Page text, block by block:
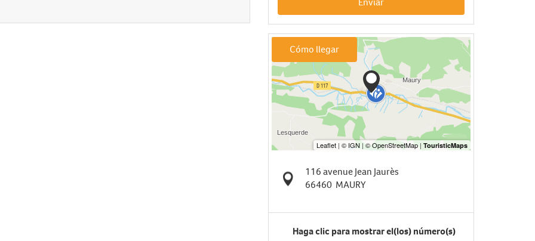
Cómo llegar
116 avenue Jean Jaurès
66460 MAURY
Haga clic para mostrar el(los) número(s)